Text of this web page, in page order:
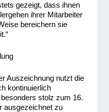
gezeigt, dass ihnen
ihrer Mitarbeiter
bereichern sie
Auszeichnung nutzt die
kontinuierlich
stolz zum 16.
ausgezeichnet zu